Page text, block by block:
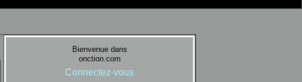
Bienvenue dans
onction.com
Connectez-vous